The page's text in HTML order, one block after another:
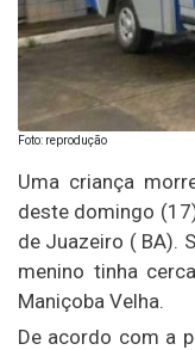
Foto: reprodução
Uma criança
deste domingo
de Juazeiro ( BA).
menino tinha
Maniçoba Velha.
De acordo com a